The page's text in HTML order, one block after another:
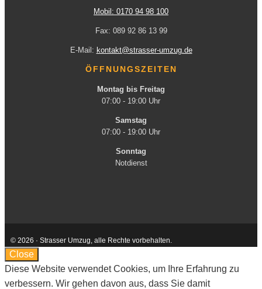
Mobil: 0170 94 98 100
Fax: 089 92 86 13 99
E-Mail: kontakt@strasser-umzug.de
ÖFFNUNGSZEITEN
Montag bis Freitag
07:00 - 19:00 Uhr
Samstag
07:00 - 19:00 Uhr
Sonntag
Notdienst
© 2026 · Strasser Umzug, alle Rechte vorbehalten.
Close
Diese Website verwendet Cookies, um Ihre Erfahrung zu
verbessern. Wir gehen davon aus, dass Sie damit